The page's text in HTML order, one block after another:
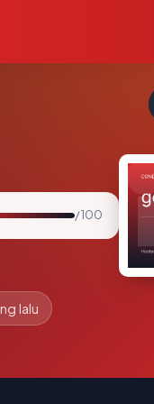
/ 100
lalu